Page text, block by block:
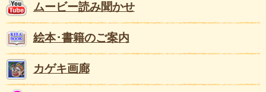
ムービー読み聞かせ
絵本･書籍のご案内
カゲキ画廊